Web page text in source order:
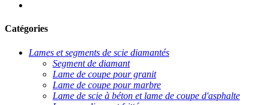
Catégories
Lames et segments de scie diamantés
Segment de diamant
Lame de coupe pour granit
Lame de coupe pour marbre
Lame de scie à béton et lame de coupe d'asphalte